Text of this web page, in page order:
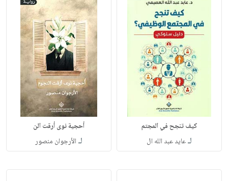
كيف تنجح في المجتم
لـعايد عبد الله ال
أحجية نوى أرقت الن
لـ الأرجوان منصور